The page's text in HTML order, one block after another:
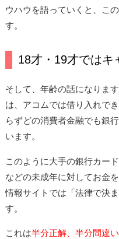
ウハウを語っていくと、こ
す。
18才・19才ではキ
そして、年齢の話になりま
は、アコムでは借り入れで
らずどの消費者金融でも銀
います。
このように大手の銀行カー
などの未成年に対してお金
情報サイトでは「法律で決
す。
これは半分正解、半分間違い